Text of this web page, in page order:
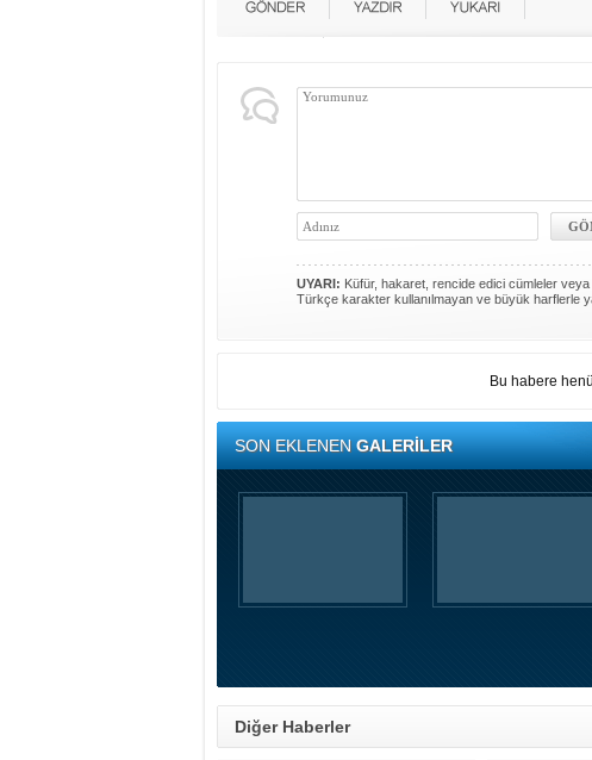
UYARI: Küfür, hakaret, rencide edici cümleler veya
Türkçe karakter kullanılmayan ve büyük harflerle
Bu habere
SON EKLENENGALERİLER
Diğer Haberler